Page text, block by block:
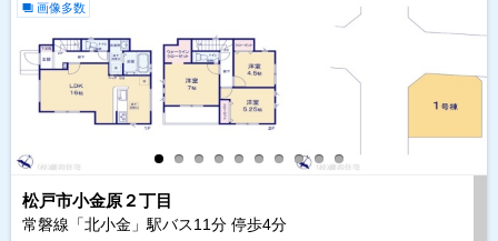
画像多数
松戸市小金原２丁目
常磐線「北小金」駅バス11分 停歩4分